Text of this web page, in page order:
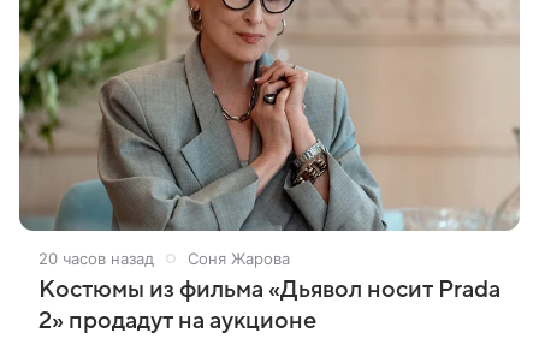
20 часов назад Соня Жарова
Костюмы из фильма «Дьявол носит Prada
2» продадут на аукционе